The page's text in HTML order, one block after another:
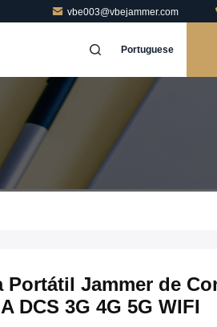
vbe003@vbejammer.com
Portuguese
Portátil Jammer de
DCS 3G 4G 5G WIFI